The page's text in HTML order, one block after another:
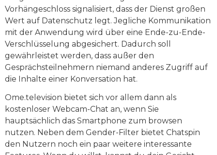
Vorhängeschloss signalisiert, dass der Dienst großen
Wert auf Datenschutz legt. Jegliche Kommunikation
mit der Anwendung wird über eine Ende-zu-Ende-
Verschlüsselung abgesichert. Dadurch soll
gewährleistet werden, dass außer den
Gesprächsteilnehmern niemand anderes Zugriff auf
die Inhalte einer Konversation hat.
Ome.television bietet sich vor allem dann als
kostenloser Webcam-Chat an, wenn Sie
hauptsächlich das Smartphone zum browsen
nutzen. Neben dem Gender-Filter bietet Chatspin
den Nutzern noch ein paar weitere interessante